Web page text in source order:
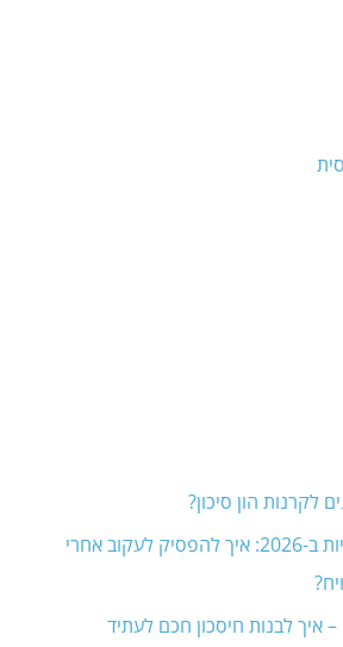
לקרנות הון סיכון?
אפליקציה למעקב מניות ב-2026: איך להפסיק לעקוב אחרי
– איך לבנות חיסכון חכם לעתיד